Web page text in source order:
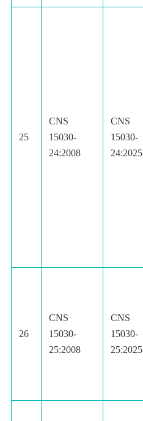
25
CNS
15030-
24:2008
CNS
15030-
24:2025
26
CNS
15030-
25:2008
CNS
15030-
25:2025